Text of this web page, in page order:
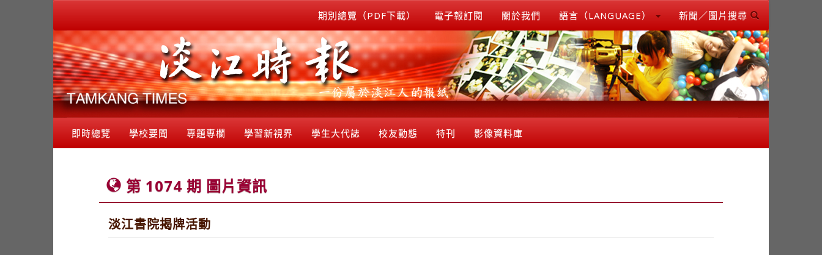
期別總覽（PDF下載） 電子報訂閱 關於我們 語言（LANGUAGE） 新聞／圖片搜尋
即時總覽 學校要聞 專題專欄 學習新視界 學生大代誌 校友動態 特刊 影像資料庫
第 1074 期 圖片資訊
淡江書院揭牌活動